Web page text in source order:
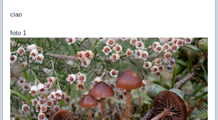
ciao
foto 1